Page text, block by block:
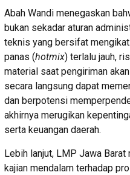
Abah Wandi menegaskan
bukan sekadar aturan
teknis yang bersifat
panas (hotmix) terlalu jauh,
material saat pengiriman
secara langsung dapat
dan berpotensi
akhirnya merugikan
serta keuangan daerah.
Lebih lanjut, LMP Jawa
kajian mendalam terhadap